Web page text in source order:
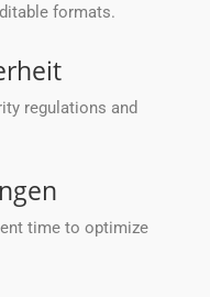
formats.
regulations and
time to optimize